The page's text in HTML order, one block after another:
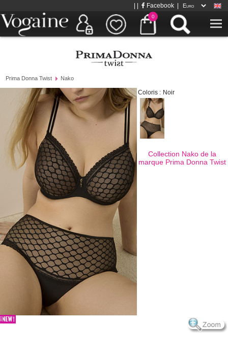
0
Facebook
Prima Donna Twist Nako
Coloris : Noir
Collection Nako de la
marque Prima Donna Twist